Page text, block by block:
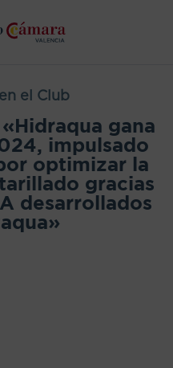
el Club
gana
impulsado
optimizar la
gracias
desarrollados